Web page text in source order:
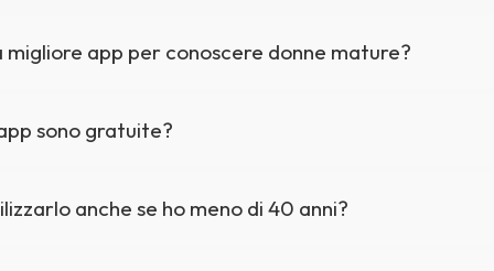
migliore app per conoscere donne mature?
sono gratuite?
anche se ho meno di 40 anni?